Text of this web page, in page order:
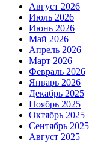
Август 2026
Июль 2026
Июнь 2026
Май 2026
Апрель 2026
Март 2026
Февраль 2026
Январь 2026
Декабрь 2025
Ноябрь 2025
Октябрь 2025
Сентябрь 2025
Август 2025